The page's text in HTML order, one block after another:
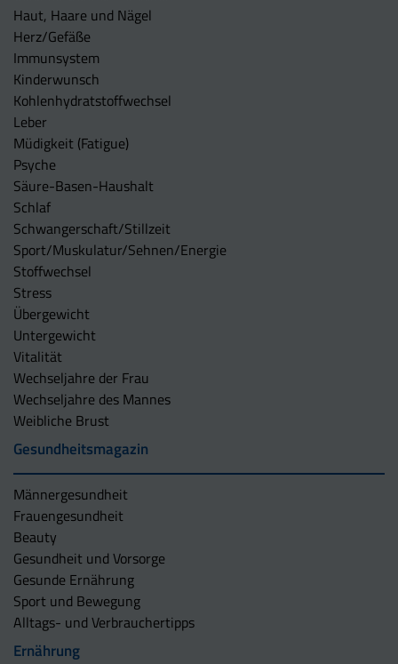
Haut, Haare und Nägel
Herz/Gefäße
Immunsystem
Kinderwunsch
Kohlenhydratstoffwechsel
Leber
Müdigkeit (Fatigue)
Psyche
Säure-Basen-Haushalt
Schlaf
Schwangerschaft/Stillzeit
Sport/Muskulatur/Sehnen/Energie
Stoffwechsel
Stress
Übergewicht
Untergewicht
Vitalität
Wechseljahre der Frau
Wechseljahre des Mannes
Weibliche Brust
Gesundheitsmagazin
Männergesundheit
Frauengesundheit
Beauty
Gesundheit und Vorsorge
Gesunde Ernährung
Sport und Bewegung
Alltags- und Verbrauchertipps
Ernährung